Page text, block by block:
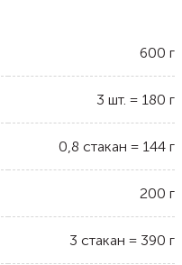
600 г
3 шт. = 180 г
0,8 стакан = 144 г
200 г
3 стакан = 390 г